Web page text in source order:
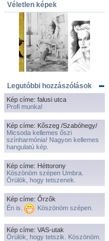
Véletlen képek
Legutóbbi hozzászólások
Kép címe: falusi utca
Profi munka!
Kép címe: Kőszeg /Szabóhegy/
Micsoda kellemes őszi
színharmónia! Nagyon kellemes
hangulatú kép.
Kép címe: Héttorony
Köszönöm szépen Umbra.
Örülök, hogy tetszenek.
Kép címe: Őrzők
Én is.
Köszönöm szépen.
Kép címe: VAS-utak
Örülök, hogy tetszik. Köszönöm.